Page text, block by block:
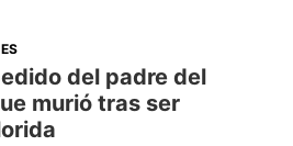
del padre del
murió tras ser